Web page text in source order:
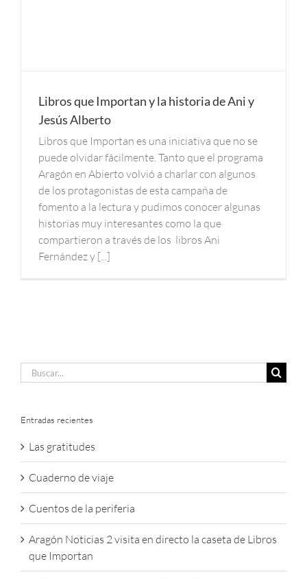
Libros que Importan y la historia de Ani y
Jesús Alberto
Libros que Importan es una iniciativa que no se
puede olvidar fácilmente. Tanto que el programa
Aragón en Abierto volvió a charlar con algunos
de los protagonistas de esta campaña de
fomento a la lectura y pudimos conocer algunas
historias muy interesantes como la que
compartieron a través de los libros Ani
Fernández y [...]
Buscar:
Entradas recientes
Las gratitudes
Cuaderno de viaje
Cuentos de la periferia
Aragón Noticias 2 visita en directo la caseta de Libros
que Importan